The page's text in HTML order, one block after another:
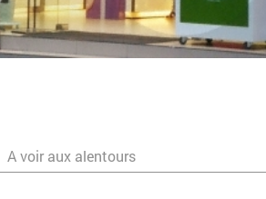
A voir aux alentours